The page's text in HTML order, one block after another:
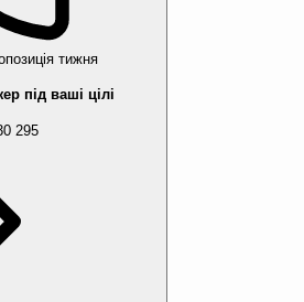
тижня
під ваші цілі
295